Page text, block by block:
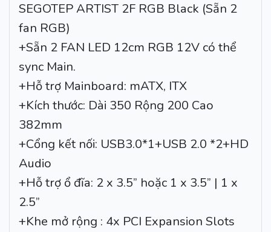
SEGOTEP ARTIST 2F RGB Black (Sẵn 2
fan RGB)
+Sẵn 2 FAN LED 12cm RGB 12V có thể
sync Main.
+Hỗ trợ Mainboard: mATX, ITX
+Kích thước: Dài 350 Rộng 200 Cao
382mm
+Cổng kết nối: USB3.0*1+USB 2.0 *2+HD
Audio
+Hỗ trợ ổ đĩa: 2 x 3.5” hoặc 1 x 3.5” | 1 x
2.5”
+Khe mở rộng : 4x PCI Expansion Slots